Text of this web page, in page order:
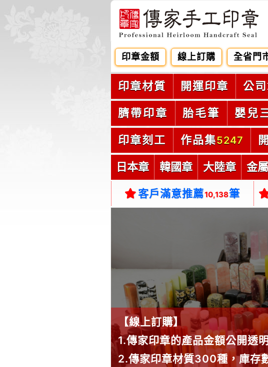
印章金額 線上訂購 全省門
印章材質 開運印章 公
臍帶印章 胎毛筆 嬰兒
印章刻工 作品集5247
日本章 韓國章 大陸章 金
客戶滿意推薦10,138筆
【線上訂購】
1.傳家印章的產品金額公開透
2.傳家印章材質300種，庫存